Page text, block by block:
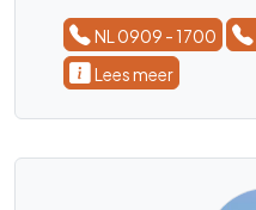
NL 0909 - 1700
Lees meer